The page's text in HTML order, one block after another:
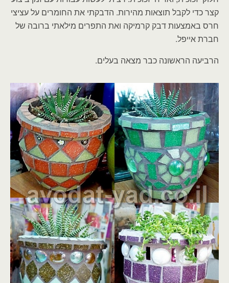
קצר כדי לקבל תוצאות מהירות. הדבקתי את החומרים על עציצי
חרס באמצעות דבק קרמיקה ואת התפרים מילאתי ברובה של
חברת אייפל.
הרביעה הראשונה כבר מצאה בעלים.